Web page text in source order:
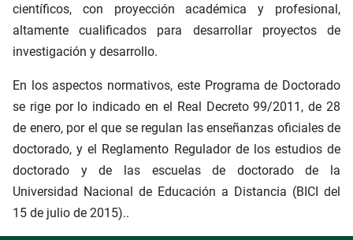
científicos, con proyección académica y profesional,
altamente cualificados para desarrollar proyectos de
investigación y desarrollo.
En los aspectos normativos, este Programa de Doctorado
se rige por lo indicado en el Real Decreto 99/2011, de 28
de enero, por el que se regulan las enseñanzas oficiales de
doctorado, y el Reglamento Regulador de los estudios de
doctorado y de las escuelas de doctorado de la
Universidad Nacional de Educación a Distancia (BICI del
15 de julio de 2015)..